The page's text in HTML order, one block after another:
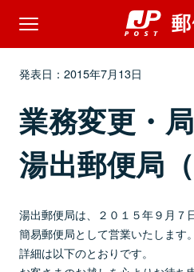
発表日：2015年7月13日
業務変更・
湯出郵便局
湯出郵便局は、２０１５年９月７
簡易郵便局として営業いたします。
詳細は以下のとおりです。